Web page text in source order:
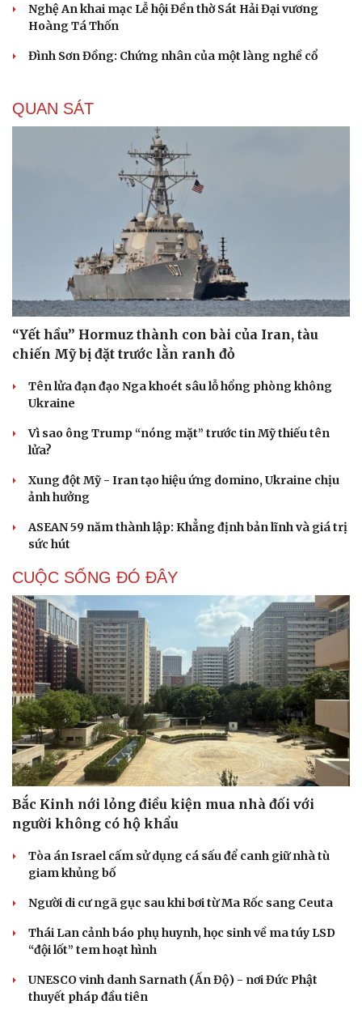
Tư vấn
Săn Tour
Đọc truyện đêm khuya
Hạt giống tâm hồn
Nghệ An khai mạc Lễ hội Đền thờ Sát Hải Đại vương
Hoàng Tá Thốn
Đình Sơn Đồng: Chứng nhân của một làng nghề cổ
QUAN SÁT
“Yết hầu” Hormuz thành con bài của Iran, tàu
chiến Mỹ bị đặt trước lằn ranh đỏ
Tên lửa đạn đạo Nga khoét sâu lỗ hổng phòng không
Ukraine
Vì sao ông Trump “nóng mặt” trước tin Mỹ thiếu tên
lửa?
Xung đột Mỹ - Iran tạo hiệu ứng domino, Ukraine chịu
ảnh hưởng
ASEAN 59 năm thành lập: Khẳng định bản lĩnh và giá trị
sức hút
CUỘC SỐNG ĐÓ ĐÂY
Bắc Kinh nới lỏng điều kiện mua nhà đối với
người không có hộ khẩu
Tòa án Israel cấm sử dụng cá sấu để canh giữ nhà tù
giam khủng bố
Người di cư ngã gục sau khi bơi từ Ma Rốc sang Ceuta
Thái Lan cảnh báo phụ huynh, học sinh về ma túy LSD
“đội lốt” tem hoạt hình
UNESCO vinh danh Sarnath (Ấn Độ) - nơi Đức Phật
thuyết pháp đầu tiên